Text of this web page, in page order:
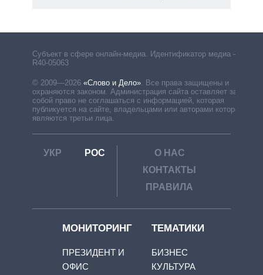
Субъект в сфере онлайн-медиа. Идентификатор медиа –
R40-05063
© 2009—2026 «Слово и Дело». Все права защищены и
охраняются законом. Администрация сайта оставляет за
собой право не соглашаться с информацией, которая
публикуется на сайте, владельцами или авторами которой
являются третьи лица.
УКР РОС
О НАС
КОНТАКТЫ
ПРАВИЛА
МОНИТОРИНГ
ПРЕЗИДЕНТ И
ОФИС
ТЕМАТИКИ
БИЗНЕС
КУЛЬТУРА